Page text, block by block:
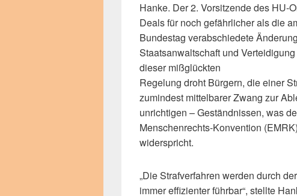
Hanke. Der 2. Vorsitzende des HU-
Deals für noch gefährlicher als die
Bundestag verabschiedete
Staatsanwaltschaft und
dieser mißglückten
Regelung droht Bürgern, die einer
zumindest mittelbarer Zwang zur
unrichtigen – Geständnissen, was
Menschenrechts-Konvention
widerspricht.
„Die Strafverfahren werden durch
immer effizienter führbar“, stellte